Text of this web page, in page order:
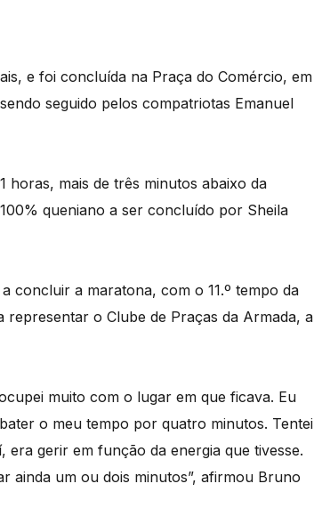
e foi concluída na Praça do Comércio, em
seguido pelos compatriotas Emanuel
horas, mais de três minutos abaixo da
queniano a ser concluído por Sheila
concluir a maratona, com o 11.º tempo da
o Clube de Praças da Armada, a
muito com o lugar em que ficava. Eu
o meu tempo por quatro minutos. Tentei
gerir em função da energia que tivesse.
um ou dois minutos”, afirmou Bruno